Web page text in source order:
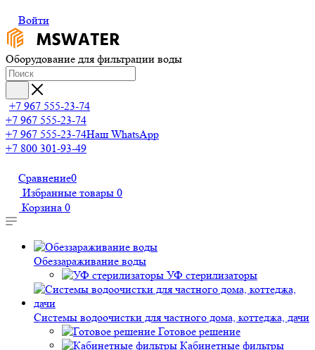
Войти
Оборудование для фильтрации воды
+7 967 555-23-74
+7 967 555-23-74
+7 967 555-23-74Наш WhatsApp
+7 800 301-93-49
Сравнение0
Избранные товары 0
Корзина 0
Обеззараживание воды
УФ стерилизаторы
Системы водоочистки для частного дома, коттеджа, дачи
Готовое решение
Кабинетные фильтры